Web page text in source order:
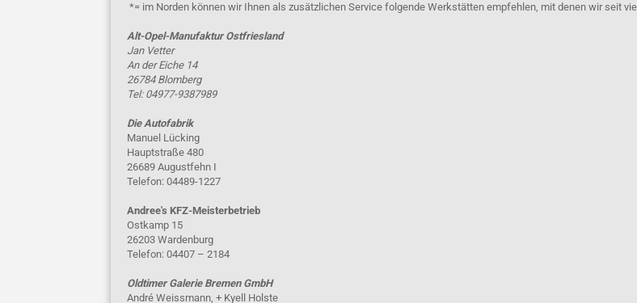
*= im Norden können wir Ihnen als zusätzlichen Service folgende Werkstätten empfehlen, mit denen wir seit
Alt-Opel-Manufaktur Ostfriesland
Jan Vetter
An der Eiche 14
26784 Blomberg
Tel: 04977-9387989
Die Autofabrik
Manuel Lücking
Hauptstraße 480
26689 Augustfehn I
Telefon: 04489-1227
Andree's KFZ-Meisterbetrieb
Ostkamp 15
26203 Wardenburg
Telefon: 04407 – 2184
Oldtimer Galerie Bremen GmbH
André Weissmann, + Kyell Holste